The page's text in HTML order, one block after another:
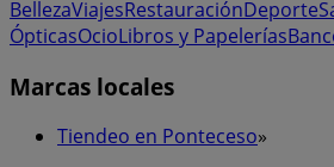
BellezaViajesRestauraciónDeporte
ÓpticasOcioLibros y Papelerías
Marcas locales
Tiendeo en Ponteceso»